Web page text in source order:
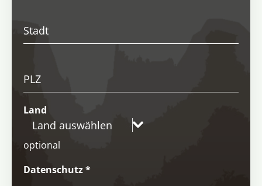
Stadt
PLZ
Land
Land auswählen
optional
Datenschutz*